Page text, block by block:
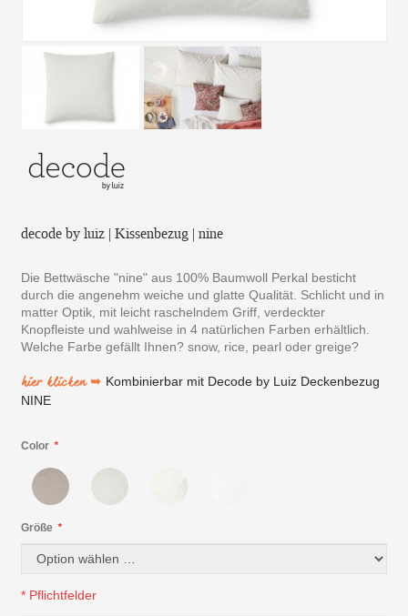
decode by luiz | Kissenbezug | nine
Die Bettwäsche "nine" aus 100% Baumwoll Perkal besticht
durch die angenehm weiche und glatte Qualität. Schlicht und in
matter Optik, mit leicht raschelndem Griff, verdeckter
Knopfleiste und wahlweise in 4 natürlichen Farben erhältlich.
Welche Farbe gefällt Ihnen? snow, rice, pearl oder greige?
hier klicken ➥ Kombinierbar mit Decode by Luiz Deckenbezug
NINE
*
Color
*
Größe
* Pflichtfelder